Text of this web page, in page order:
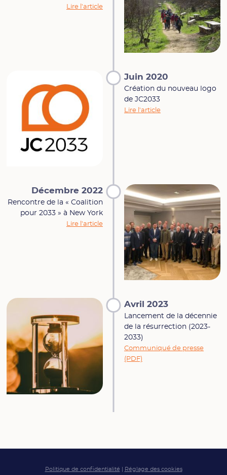
Lire l'article
Juin 2020
Création du nouveau logo
de JC2033
Lire l'article
Décembre 2022
Rencontre de la « Coalition
pour 2033 » à New York
Lire l'article
Avril 2023
Lancement de la décennie
de la résurrection (2023-
2033)
Communiqué de presse
(PDF)
Politique de confidentialité Réglage des cookies